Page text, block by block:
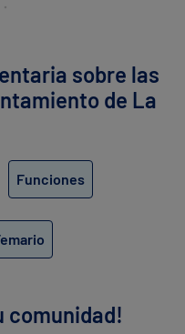
sobre las
de La
Funciones
comunidad!